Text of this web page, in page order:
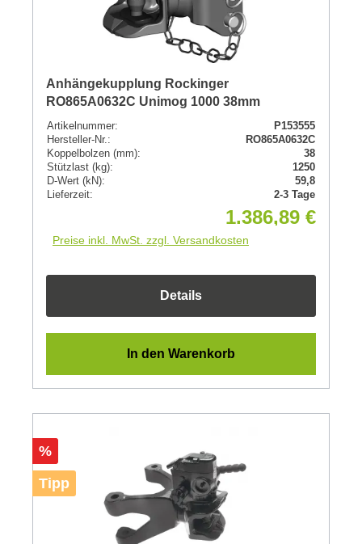
Anhängekupplung Rockinger
RO865A0632C Unimog 1000 38mm
Artikelnummer:
P153555
Hersteller-Nr.:
RO865A0632C
Koppelbolzen (mm):
38
Stützlast (kg):
1250
D-Wert (kN):
59,8
Lieferzeit:
2-3 Tage
1.386,89 €
Preise inkl. MwSt. zzgl. Versandkosten
Details
In den Warenkorb
Rabatt
%
Tipp